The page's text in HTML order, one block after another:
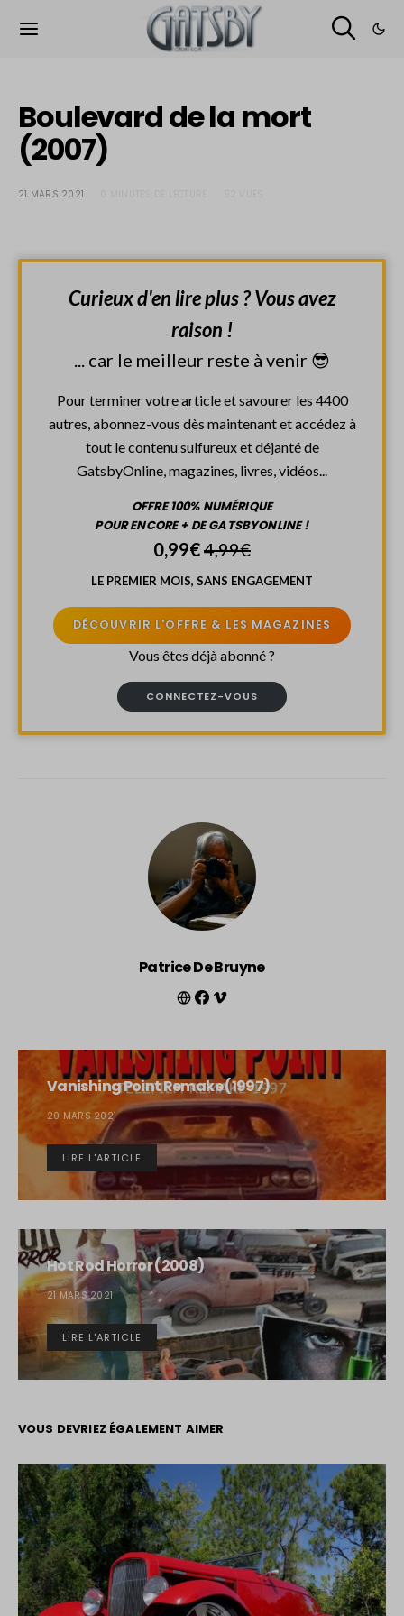
Boulevard de la mort
(2007)
21 MARS 2021
Curieux d'en lire plus ? Vous avez
raison !
... car le meilleur reste à venir 😎
Pour terminer votre article et savourer les 4400
autres, abonnez-vous dès maintenant et accédez à
tout le contenu sulfureux et déjanté de
GatsbyOnline, magazines, livres, vidéos...
OFFRE 100% NUMÉRIQUE
POUR ENCORE + DE GATSBYONLINE !
0,99€4,99€
LE PREMIER MOIS, SANS ENGAGEMENT
DÉCOUVRIR L'OFFRE & LES MAGAZINES
Vous êtes déjà abonné ?
CONNECTEZ-VOUS
Patrice De Bruyne
Vanishing Point Remake (1997)
20 MARS 2021
LIRE L'ARTICLE
Hot Rod Horror (2008)
21 MARS 2021
LIRE L'ARTICLE
VOUS DEVRIEZ ÉGALEMENT AIMER
Cookies management panel